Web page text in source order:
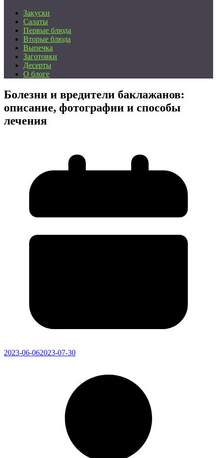
Закуски
Салаты
Первые блюда
Вторые блюда
Выпечка
Заготовки
Десерты
О блоге
Болезни и вредители баклажанов:
описание, фотографии и способы
лечения
2023-06-062023-07-30